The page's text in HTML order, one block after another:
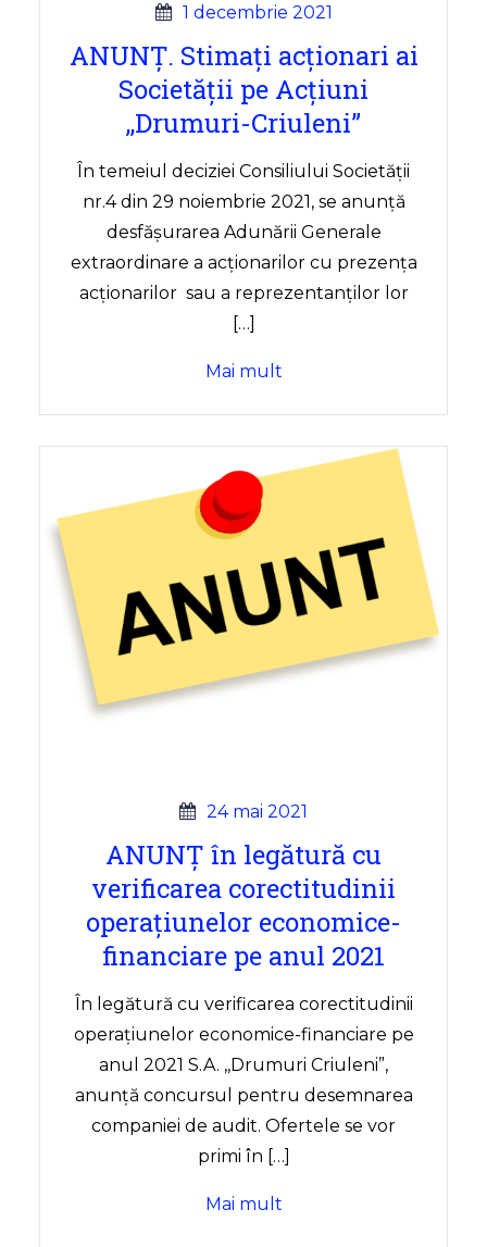
1 decembrie 2021
ANUNȚ. Stimați acționari ai
Societății pe Acțiuni
,,Drumuri-Criuleni”
În temeiul deciziei Consiliului Societății
nr.4 din 29 noiembrie 2021, se anunță
desfășurarea Adunării Generale
extraordinare a acționarilor cu prezența
acționarilor sau a reprezentanților lor
[…]
Mai mult
24 mai 2021
ANUNȚ în legătură cu
verificarea corectitudinii
operațiunelor economice-
financiare pe anul 2021
În legătură cu verificarea corectitudinii
operațiunelor economice-financiare pe
anul 2021 S.A. ,,Drumuri Criuleni”,
anunță concursul pentru desemnarea
companiei de audit. Ofertele se vor
primi în […]
Mai mult